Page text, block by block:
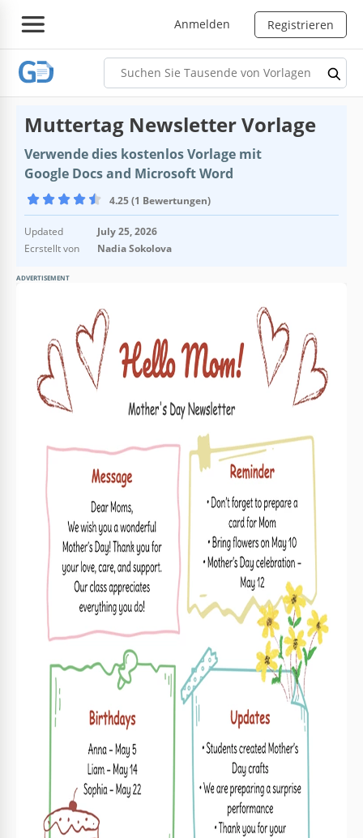
Anmelden Registrieren
Muttertag Newsletter Vorlage
Verwende dies kostenlos Vorlage mit
Google Docs and Microsoft Word
4.25 (1 Bewertungen)
Updated
July 25, 2026
Ecrstellt von
Nadia Sokolova
ADVERTISEMENT